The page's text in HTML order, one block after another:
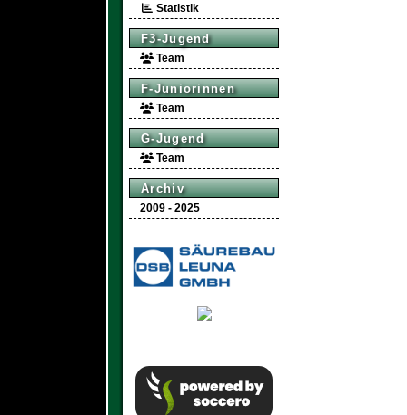
Statistik
F3-Jugend
Team
F-Juniorinnen
Team
G-Jugend
Team
Archiv
2009 - 2025